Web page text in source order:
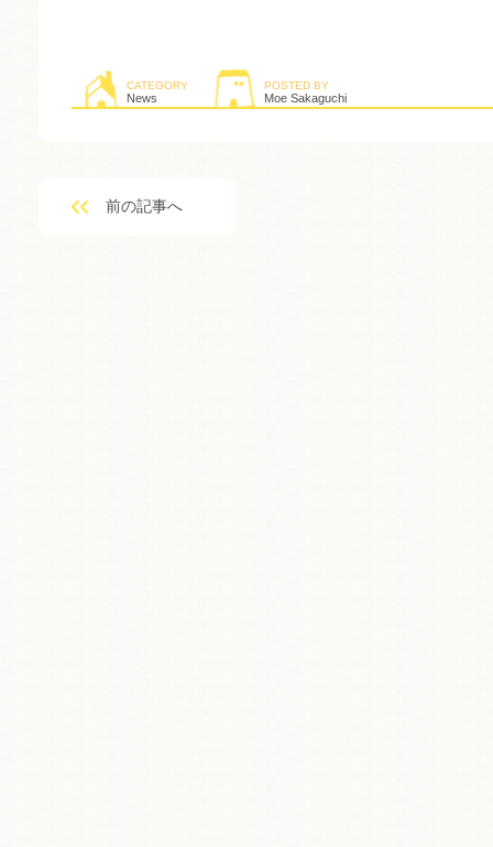
CATEGORY
News
POSTED BY
Moe Sakaguchi
前の記事へ